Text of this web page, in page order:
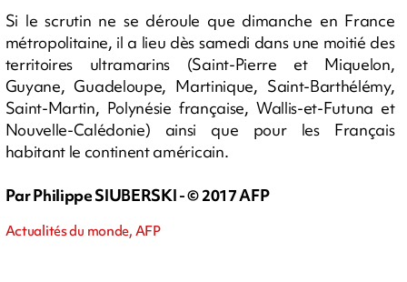
Si le scrutin ne se déroule que dimanche en France
métropolitaine, il a lieu dès samedi dans une moitié des
territoires ultramarins (Saint-Pierre et Miquelon,
Guyane, Guadeloupe, Martinique, Saint-Barthélémy,
Saint-Martin, Polynésie française, Wallis-et-Futuna et
Nouvelle-Calédonie) ainsi que pour les Français
habitant le continent américain.
Par Philippe SIUBERSKI - © 2017 AFP
Actualités du monde, AFP